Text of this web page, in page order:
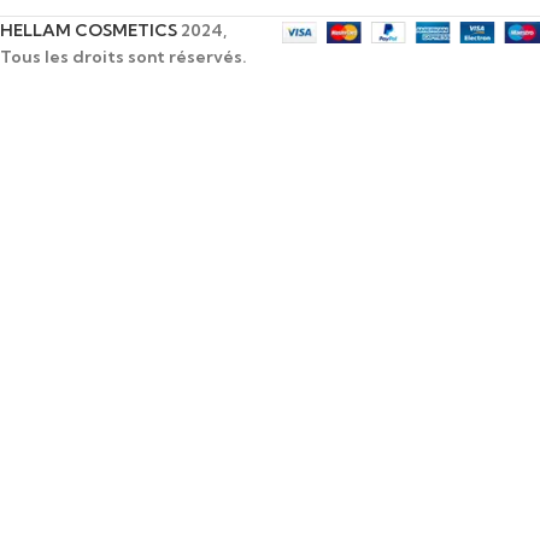
HELLAM COSMETICS 2024,
Tous les droits sont réservés.